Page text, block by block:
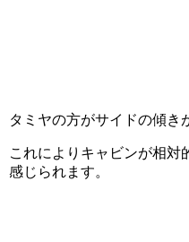
タミヤの方がサイドの傾き
これによりキャビンが相対
感じられます。